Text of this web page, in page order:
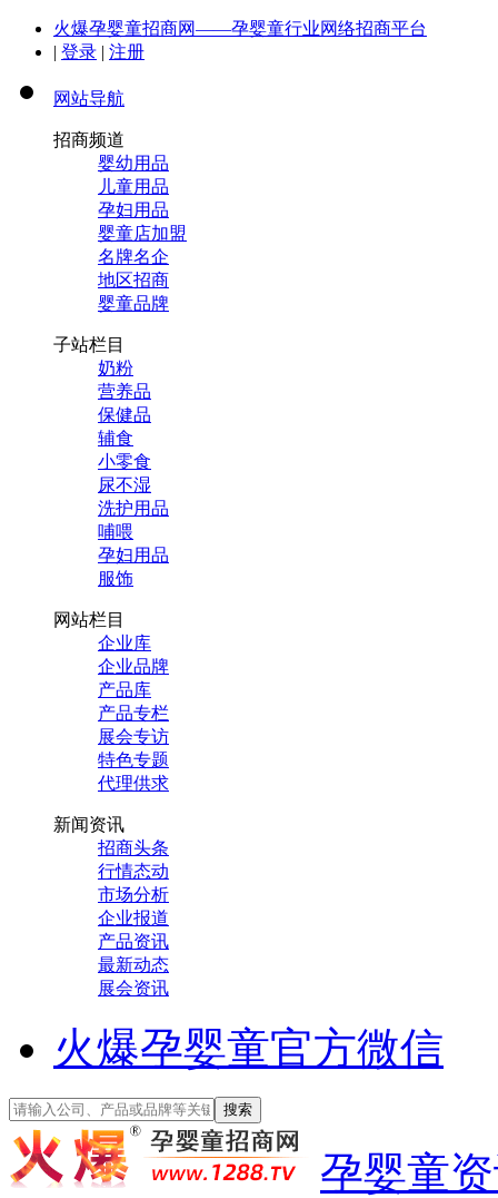
火爆孕婴童招商网——孕婴童行业网络招商平台
| 登录 | 注册
网站导航
招商频道
婴幼用品
儿童用品
孕妇用品
婴童店加盟
名牌名企
地区招商
婴童品牌
子站栏目
奶粉
营养品
保健品
辅食
小零食
尿不湿
洗护用品
哺喂
孕妇用品
服饰
网站栏目
企业库
企业品牌
产品库
产品专栏
展会专访
特色专题
代理供求
新闻资讯
招商头条
行情态动
市场分析
企业报道
产品资讯
最新动态
展会资讯
火爆孕婴童官方微信
孕婴童